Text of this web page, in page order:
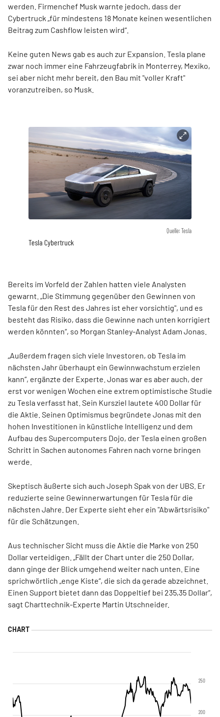
werden. Firmenchef Musk warnte jedoch, dass der
Cybertruck „für mindestens 18 Monate keinen wesentlichen
Beitrag zum Cashflow leisten wird“.
Keine guten News gab es auch zur Expansion. Tesla plane
zwar noch immer eine Fahrzeugfabrik in Monterrey, Mexiko,
sei aber nicht mehr bereit, den Bau mit "voller Kraft"
voranzutreiben, so Musk.
Quelle: Tesla
Tesla Cybertruck
Bereits im Vorfeld der Zahlen hatten viele Analysten
gewarnt. „Die Stimmung gegenüber den Gewinnen von
Tesla für den Rest des Jahres ist eher vorsichtig", und es
besteht das Risiko, dass die Gewinne nach unten korrigiert
werden könnten“, so Morgan Stanley-Analyst Adam Jonas.
„Außerdem fragen sich viele Investoren, ob Tesla im
nächsten Jahr überhaupt ein Gewinnwachstum erzielen
kann“, ergänzte der Experte. Jonas war es aber auch, der
erst vor wenigen Wochen eine extrem optimistische Studie
zu Tesla verfasst hat. Sein Kursziel lautete 400 Dollar für
die Aktie. Seinen Optimismus begründete Jonas mit den
hohen Investitionen in künstliche Intelligenz und dem
Aufbau des Supercomputers Dojo, der Tesla einen großen
Schritt in Sachen autonomes Fahren nach vorne bringen
werde.
Skeptisch äußerte sich auch Joseph Spak von der UBS. Er
reduzierte seine Gewinnerwartungen für Tesla für die
nächsten Jahre. Der Experte sieht eher ein "Abwärtsrisiko"
für die Schätzungen.
Aus technischer Sicht muss die Aktie die Marke von 250
Dollar verteidigen. „Fällt der Chart unter die 250 Dollar,
dann ginge der Blick umgehend weiter nach unten. Eine
sprichwörtlich „enge Kiste“, die sich da gerade abzeichnet.
Einen Support bietet dann das Doppeltief bei 235,35 Dollar“,
sagt Charttechnik-Experte Martin Utschneider.
200
250